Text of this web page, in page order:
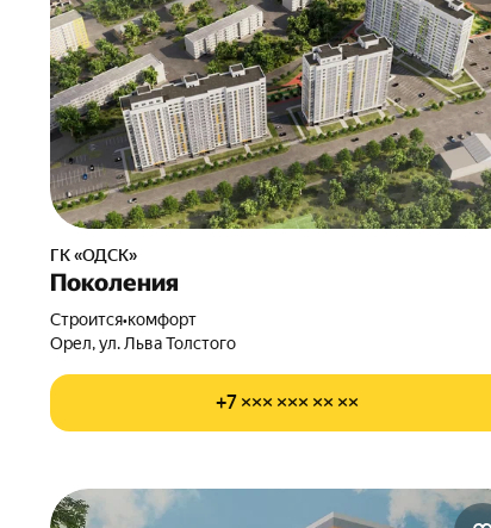
ГК «ОДСК»
Поколения
Строится•комфорт
Орел, ул. Льва Толстого
+7 ××× ××× ×× ××